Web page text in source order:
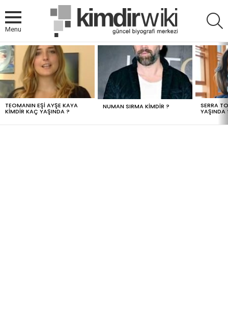
Menu
MOST
VIEWED
STORIES
TEOMANIN EŞI AYŞE KAYA
KIMDIR KAÇ YAŞINDA ?
NUMAN SIRMA KIMDIR ? SERRA
YAŞINDA